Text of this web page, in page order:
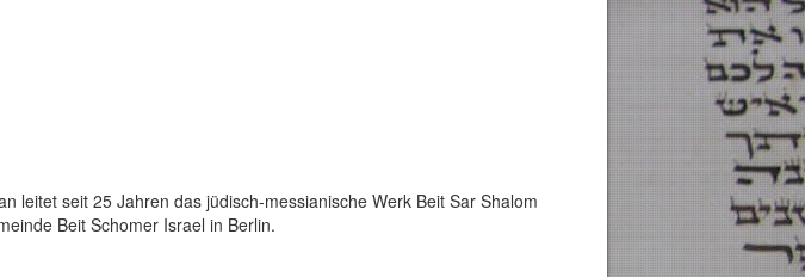
leitet seit 25 Jahren das jüdisch-messianische Werk Beit Sar Shalom
Beit Schomer Israel in Berlin.